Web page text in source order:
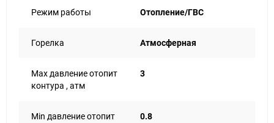
Режим работы Отопление/ГВС
Горелка Атмосферная
Max давление отопит
контура , атм
3
Min давление отопит
0.8